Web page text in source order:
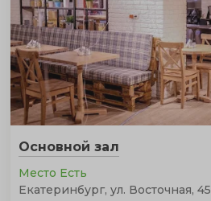
Основной зал
Место Есть
Екатеринбург, ул. Восточная, 45